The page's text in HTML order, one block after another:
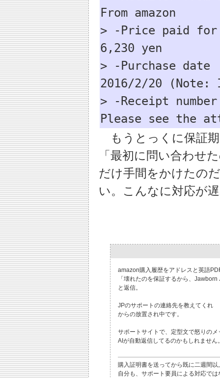
From amazon
> -Price paid
6,230 yen
> -Purchase date
2016/2/20
> -Receipt
Please see the
もうとっくに保証
「最初に問い合わせ
だけ手間をかけたの
い。こんなに対応が
amazon購入履歴をアドレスと英語
「壊れたのを保証するから、
と返信。
JPのサポートの連絡先を教えてくれ
からの放置され中です。
サポートサイトで、定型文で怒りの
AIが自動返信してるのかもしれません
購入証明書を送ってから既に二週間
自分も、サポート要員による対応で